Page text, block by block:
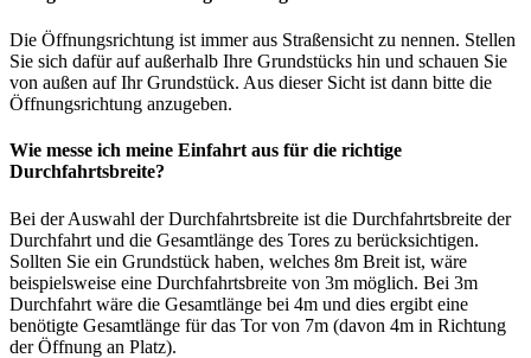
Die Öffnungsrichtung ist immer aus Straßensicht zu nennen. Stellen
Sie sich dafür auf außerhalb Ihre Grundstücks hin und schauen Sie
von außen auf Ihr Grundstück. Aus dieser Sicht ist dann bitte die
Öffnungsrichtung anzugeben.
Wie messe ich meine Einfahrt aus für die richtige
Durchfahrtsbreite?
Bei der Auswahl der Durchfahrtsbreite ist die Durchfahrtsbreite der
Durchfahrt und die Gesamtlänge des Tores zu berücksichtigen.
Sollten Sie ein Grundstück haben, welches 8m Breit ist, wäre
beispielsweise eine Durchfahrtsbreite von 3m möglich. Bei 3m
Durchfahrt wäre die Gesamtlänge bei 4m und dies ergibt eine
benötigte Gesamtlänge für das Tor von 7m (davon 4m in Richtung
der Öffnung an Platz).